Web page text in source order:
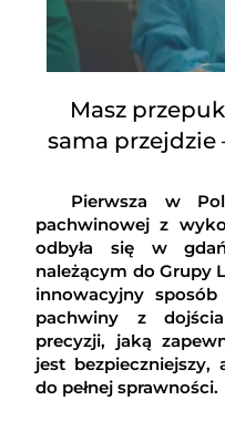
Masz
sama przejdzie
Pierwsza w
pachwinowej z
odbyła się w
należącym do Grupy
innowacyjny
pachwiny z
precyzji, jaką
jest
do pełnej sprawności.